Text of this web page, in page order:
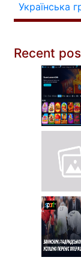
Українська
Recent